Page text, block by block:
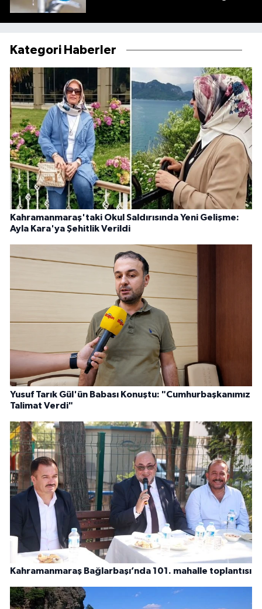
Kategori Haberler
Kahramanmaraş'taki Okul Saldırısında Yeni Gelişme:
Ayla Kara'ya Şehitlik Verildi
Yusuf Tarık Gül'ün Babası Konuştu: "Cumhurbaşkanımız
Talimat Verdi"
Kahramanmaraş Bağlarbaşı’nda 101. mahalle toplantısı